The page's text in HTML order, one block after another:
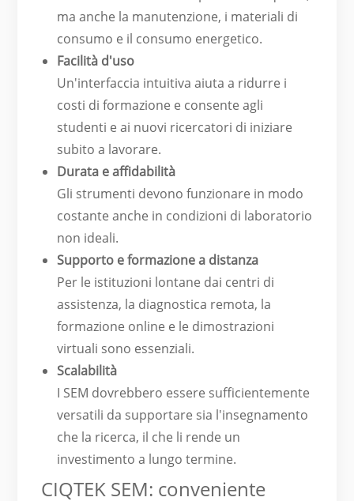
ma anche la manutenzione, i materiali di
consumo e il consumo energetico.
Facilità d'uso
Un'interfaccia intuitiva aiuta a ridurre i
costi di formazione e consente agli
studenti e ai nuovi ricercatori di iniziare
subito a lavorare.
Durata e affidabilità
Gli strumenti devono funzionare in modo
costante anche in condizioni di laboratorio
non ideali.
Supporto e formazione a distanza
Per le istituzioni lontane dai centri di
assistenza, la diagnostica remota, la
formazione online e le dimostrazioni
virtuali sono essenziali.
Scalabilità
I SEM dovrebbero essere sufficientemente
versatili da supportare sia l'insegnamento
che la ricerca, il che li rende un
investimento a lungo termine.
CIQTEK SEM: conveniente